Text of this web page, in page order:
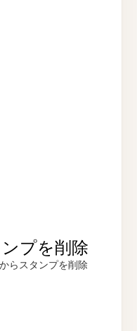
プを削除
らスタンプを削除